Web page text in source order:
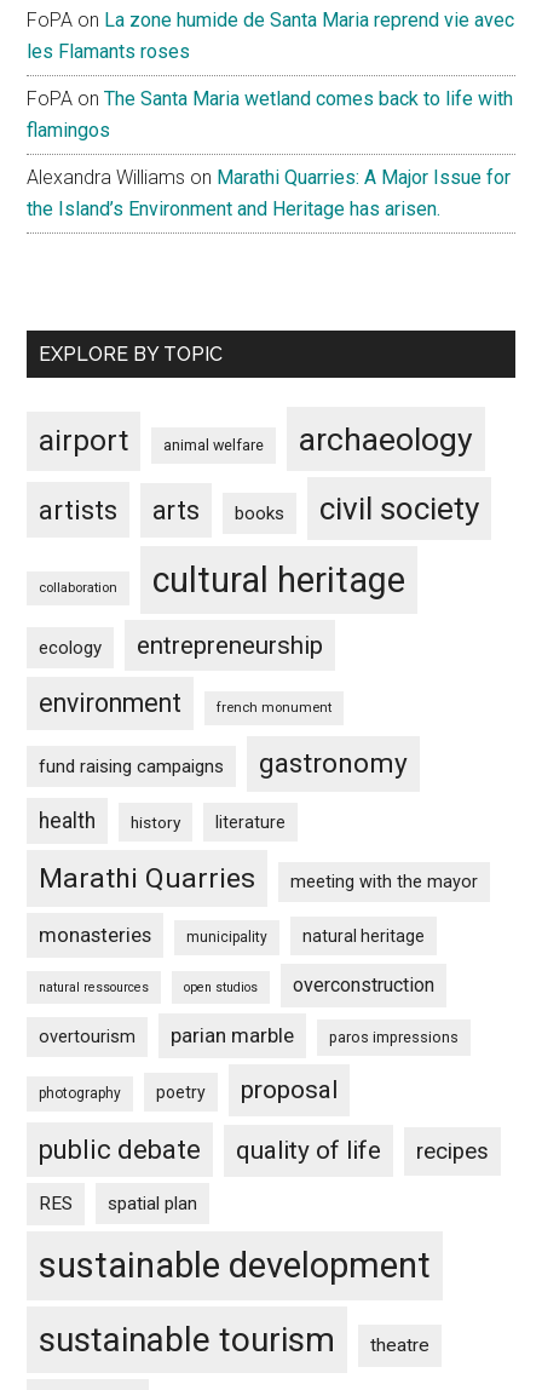
FoPA on La zone humide de Santa Maria reprend vie avec
les Flamants roses
FoPA onThe Santa Maria wetland comes back to life with
flamingos
Alexandra Williams on Marathi Quarries: A Major Issue for
the Island’s Environment and Heritage has arisen.
EXPLORE BY TOPIC
airport animal welfare archaeology
artists arts books civil society
collaboration cultural heritage
ecology entrepreneurship
environment french monument
fund raising campaigns gastronomy
health history literature
Marathi Quarries meeting with the mayor
monasteries municipality natural heritage
natural ressources open studios overconstruction
overtourism parian marble paros impressions
photography poetry proposal
public debate quality of life recipes
RES spatial plan
sustainable development
sustainable tourism theatre